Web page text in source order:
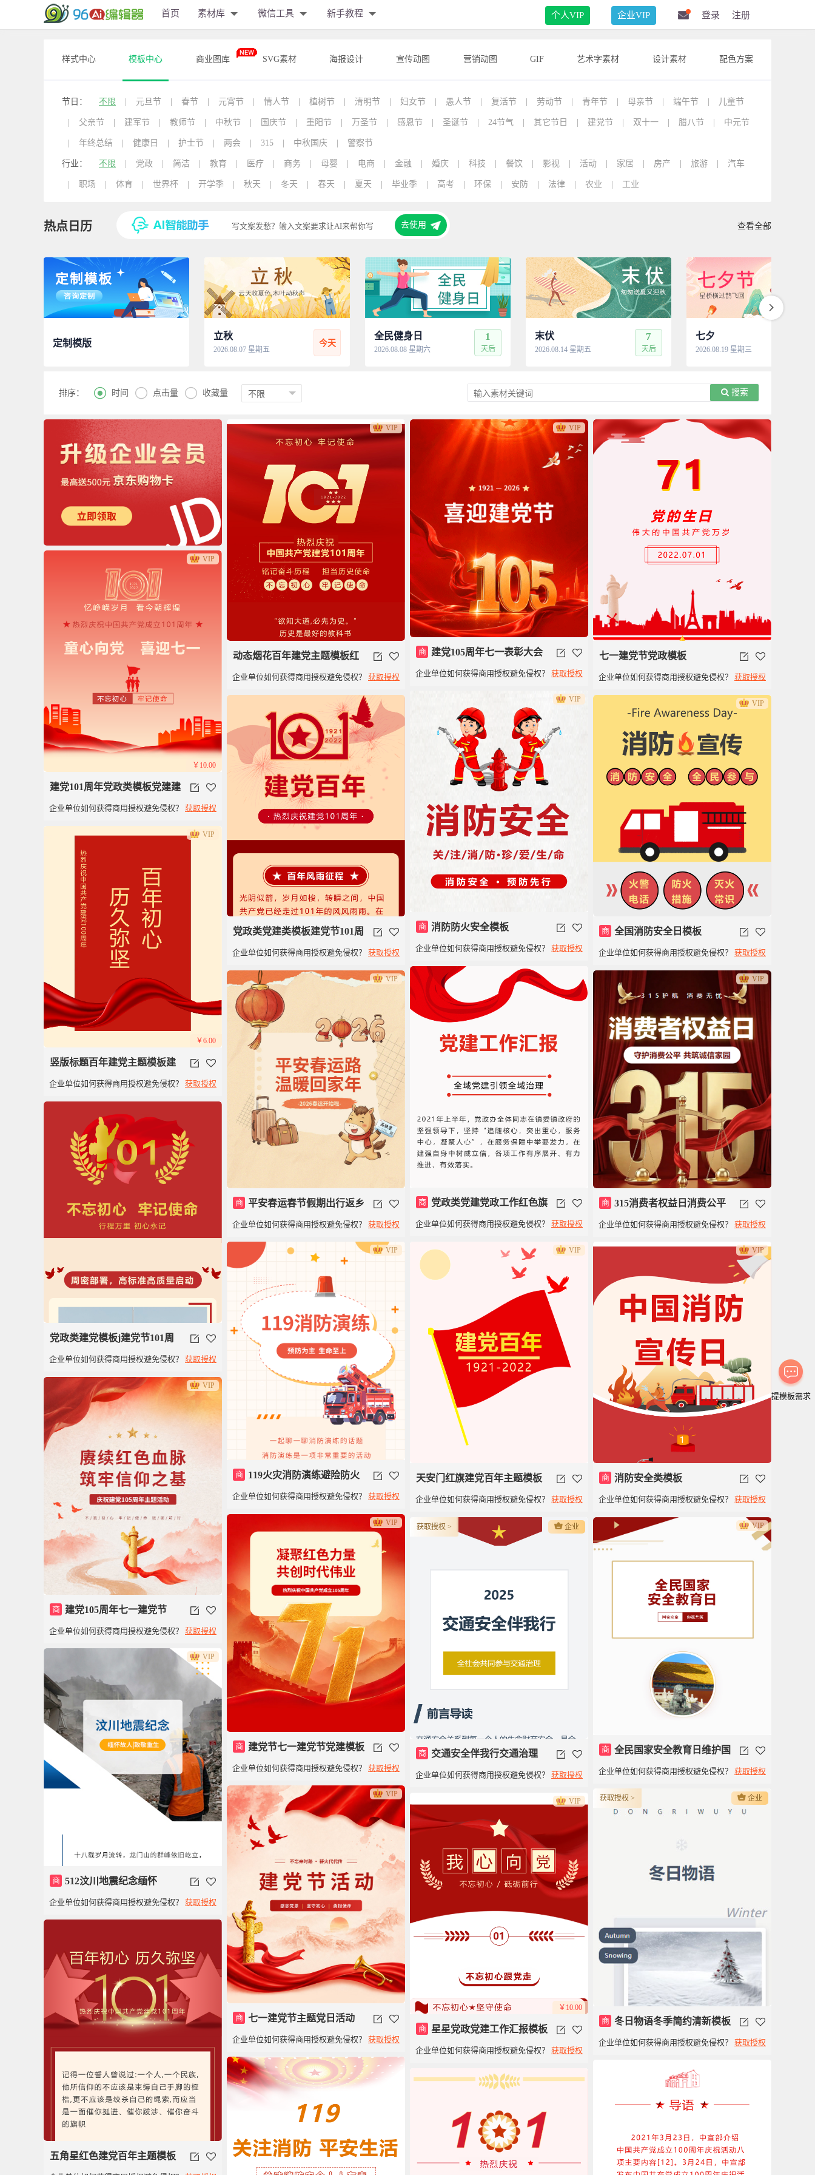
首页 素材库 微信工具 新手教程 个人VIP 企业VIP 登录 注册
样式中心 模板中心 商业图库 SVG素材 海报设计 宣传动图 营销动图 GIF 艺术字素材 设计素材 配色方案
节日： 不限 元旦节 春节 元宵节 情人节 植树节 清明节 妇女节 愚人节 复活节 劳动节 青年节 母亲节 端午节 儿童节
父亲节 建军节 教师节 中秋节 国庆节 重阳节 万圣节 感恩节 圣诞节 24节气 其它节日 建党节 双十一 腊八节 中元节
年终总结 健康日 护士节 两会 315 中秋国庆 警察节
行业： 不限 党政 简洁 教育 医疗 商务 母婴 电商 金融 婚庆 科技 餐饮 影视 活动 家居 房产 旅游 汽车
职场 体育 世界杯 开学季 秋天 冬天 春天 夏天 毕业季 高考 环保 安防 法律 农业 工业
热点日历 写文案发愁？输入文案要求让AI来帮你写 去使用 查看全部
定制模版
立秋
2026.08.07 星期五
今天
全民健身日
2026.08.08 星期六
1
天后
末伏
2026.08.14 星期五
7
天后
七夕
2026.08.19 星期三
排序：  时间  点击量  收藏量 搜索
VIP
动态烟花百年建党主题模板红
企业单位如何获得商用授权避免侵权？ 获取授权
VIP
商 建党105周年七一表彰大会
企业单位如何获得商用授权避免侵权？ 获取授权
七一建党节党政模板
企业单位如何获得商用授权避免侵权？ 获取授权
VIP
￥10.00
建党101周年党政类模板党建建
企业单位如何获得商用授权避免侵权？ 获取授权
VIP
商 消防防火安全模板
企业单位如何获得商用授权避免侵权？ 获取授权
党政类党建类模板建党节101周
企业单位如何获得商用授权避免侵权？ 获取授权
VIP
商 全国消防安全日模板
企业单位如何获得商用授权避免侵权？ 获取授权
VIP
￥6.00
竖版标题百年建党主题模板建
企业单位如何获得商用授权避免侵权？ 获取授权
商 党政类党建党政工作红色旗
企业单位如何获得商用授权避免侵权？ 获取授权
VIP
商 平安春运春节假期出行返乡
企业单位如何获得商用授权避免侵权？ 获取授权
VIP
商 315消费者权益日消费公平
企业单位如何获得商用授权避免侵权？ 获取授权
党政类建党模板j建党节101周
企业单位如何获得商用授权避免侵权？ 获取授权
VIP
商 119火灾消防演练避险防火
企业单位如何获得商用授权避免侵权？ 获取授权
VIP
天安门红旗建党百年主题模板
企业单位如何获得商用授权避免侵权？ 获取授权
VIP
商 消防安全类模板
企业单位如何获得商用授权避免侵权？ 获取授权
VIP
商 建党105周年七一建党节
企业单位如何获得商用授权避免侵权？ 获取授权
VIP
商 建党节七一建党节党建模板
企业单位如何获得商用授权避免侵权？ 获取授权
获取授权 > 企业
商 交通安全伴我行交通治理
企业单位如何获得商用授权避免侵权？ 获取授权
VIP
商 全民国家安全教育日维护国
企业单位如何获得商用授权避免侵权？ 获取授权
VIP
商 512汶川地震纪念缅怀
企业单位如何获得商用授权避免侵权？ 获取授权
VIP
商 七一建党节主题党日活动
企业单位如何获得商用授权避免侵权？ 获取授权
获取授权 > 企业
商 冬日物语冬季简约清新模板
企业单位如何获得商用授权避免侵权？ 获取授权
VIP
￥10.00
商 星星党政党建工作汇报模板
企业单位如何获得商用授权避免侵权？ 获取授权
五角星红色建党百年主题模板
提模板需求